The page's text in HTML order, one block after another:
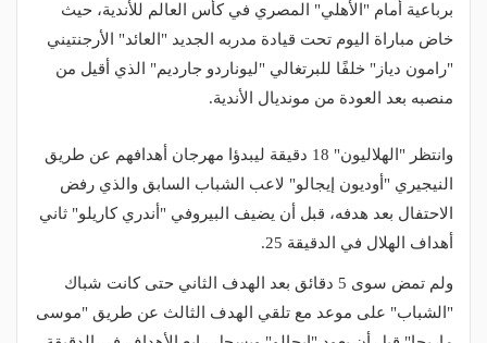
برباعية أمام "الأهلي" المصري في كأس العالم للأندية، حيث
خاض مباراة اليوم تحت قيادة مدربه الجديد "العائد" الأرجنتيني
"رامون دياز" خلفًا للبرتغالي "ليوناردو جارديم" الذي أقيل من
منصبه بعد العودة من مونديال الأندية.
وانتظر "الهلاليون" 18 دقيقة ليبدؤا مهرجان أهدافهم عن طريق
النيجيري "أوديون إيجالو" لاعب الشباب السابق والذي رفض
الاحتفال بعد هدفه، قبل أن يضيف البيروفي "أندري كاريلو" ثاني
أهداف الهلال في الدقيقة 25.
ولم تمض سوى 5 دقائق بعد الهدف الثاني حتى كانت شباك
"الشباب" على موعد مع تلقي الهدف الثالث عن طريق "موسى